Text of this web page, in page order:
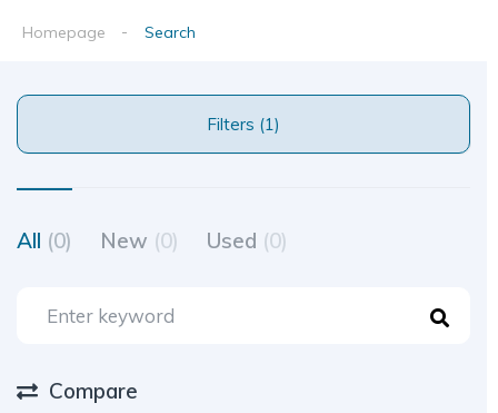
Homepage Search
Filters (1)
All (0) New (0) Used (0)
Compare